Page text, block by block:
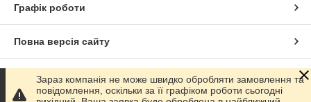
Графік роботи
Повна версія сайту
Сайт створено на маркетплейсіProm.ua
Зараз компанія не може швидко обробляти замовлення та
повідомлення, оскільки за її графіком роботи сьогодні